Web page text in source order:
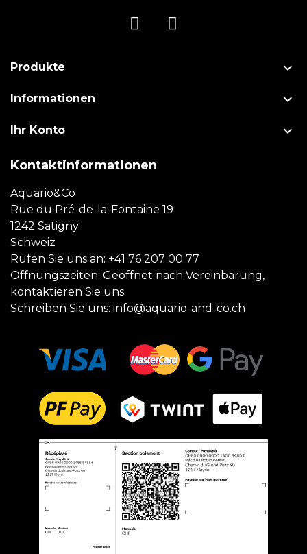
Produkte 
Informationen 
Ihr Konto 
Kontaktinformationen
Aquario&Co
Rue du Pré-de-la-Fontaine 19
1242 Satigny
Schweiz
Rufen Sie uns an: +41 76 207 00 77
Öffnungszeiten: Geöffnet nach Vereinbarung,
kontaktieren Sie uns.
Schreiben Sie uns: info@aquario-and-co.ch